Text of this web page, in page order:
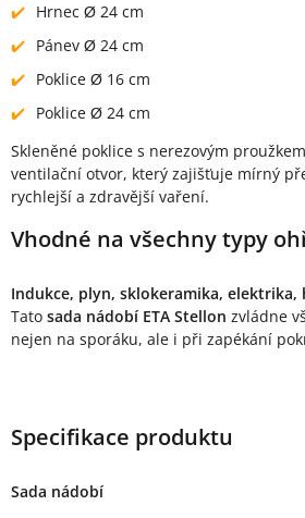
Hrnec Ø 24 cm
Pánev Ø 24 cm
Poklice Ø 16 cm
Poklice Ø 24 cm
Skleněné poklice s nerezovým
ventilační otvor, který zajišťuje mírný
rychlejší a zdravější vaření.
Vhodné na všechny typy
Indukce, plyn, sklokeramika,
Tato sada nádobí ETA Stellon zvládne
nejen na sporáku, ale i při zapékání
Specifikace produktu
Sada nádobí